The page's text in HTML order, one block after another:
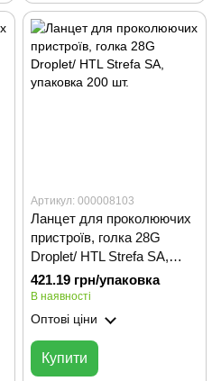
Артикул: 000008103
Ланцет для проколюючих
пристроїв, голка 28G
Droplet/ HTL Strefa SA,
упаковка 200 шт.
421.19 грн/упаковка
В наявності
Оптові ціни
Купити